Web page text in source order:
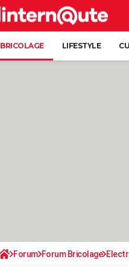
BRICOLAGE LIFESTYLE
Forum Forum Bricolage